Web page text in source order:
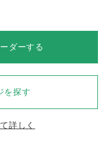
ダーする
を探す
詳しく